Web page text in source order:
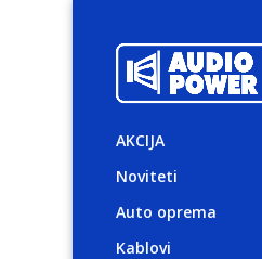
AKCIJA
Noviteti
Auto oprema
Kablovi